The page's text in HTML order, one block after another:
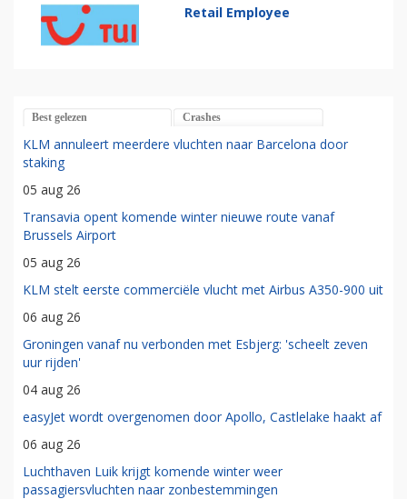
Retail Employee
Best gelezen Crashes
KLM annuleert meerdere vluchten naar Barcelona door
staking
05 aug 26
Transavia opent komende winter nieuwe route vanaf
Brussels Airport
05 aug 26
KLM stelt eerste commerciële vlucht met Airbus A350-900 uit
06 aug 26
Groningen vanaf nu verbonden met Esbjerg: 'scheelt zeven
uur rijden'
04 aug 26
easyJet wordt overgenomen door Apollo, Castlelake haakt af
06 aug 26
Luchthaven Luik krijgt komende winter weer
passagiersvluchten naar zonbestemmingen